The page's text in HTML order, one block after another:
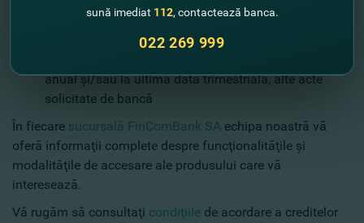
înregistrarea întreprinderii conform legislaţiei în
vigoare, lipsa de blocări la conturi şi datorii restante
anual şi/sau la ultima dată trimestrială, alte acte
solicitate de bancă
În fiecare sucursală FinComBank SA echipa noastră vă
oferă informaţii complete despre funcţionalităţile şi
modalităţile de accesare ale produsului care vă
interesează.
Vă rugăm să consultaţi condiţiile de acordare a creditelor
sună imediat 112, contactează banca.
022 269 999